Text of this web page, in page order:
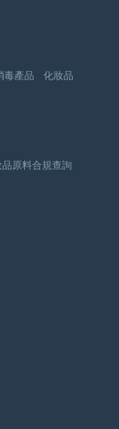
毒產品 化妝品
原料合規查詢